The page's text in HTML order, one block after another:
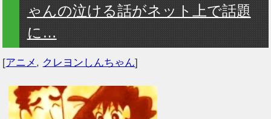
ゃんの泣ける話がネット上で話題
に…
[アニメ , クレヨンしんちゃん]